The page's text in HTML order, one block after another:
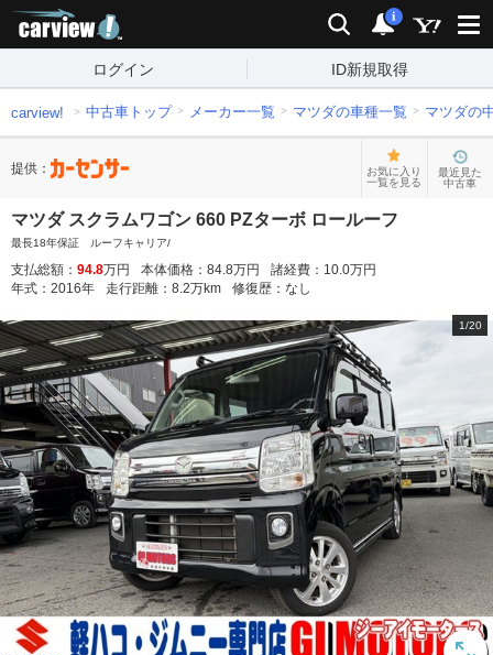
検索 通知
i
ログイン ID新規取得
carview! 中古車トップ メーカー一覧 マツダの車種一覧 マツダの
提供：
お気に入り
一覧を見る
最近見た
中古車
マツダ スクラムワゴン 660 PZターボ ロールーフ
最長18年保証 ルーフキャリア/
支払総額： 94.8万円 本体価格： 84.8万円 諸経費： 10.0万円
年式： 2016年 走行距離： 8.2万km 修復歴： なし
1/20